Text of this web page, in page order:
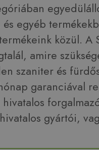
egyéb
közül. A
amire
szaniter és
garanciával
gyártói,